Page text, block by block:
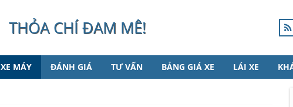
THỎA CHÍ ĐAM MÊ!
XE MÁY ĐÁNH GIÁ TƯ VẤN BẢNG GIÁ XE LÁI XE